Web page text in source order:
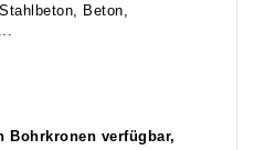
Beton,
Bohrkronen verfügbar,